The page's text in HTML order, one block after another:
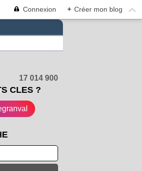
Connexion + Créer mon blog
17 014 900
CLES ?